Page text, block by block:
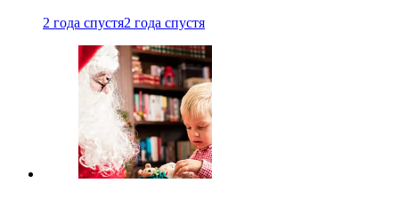
2 года спустя2 года спустя